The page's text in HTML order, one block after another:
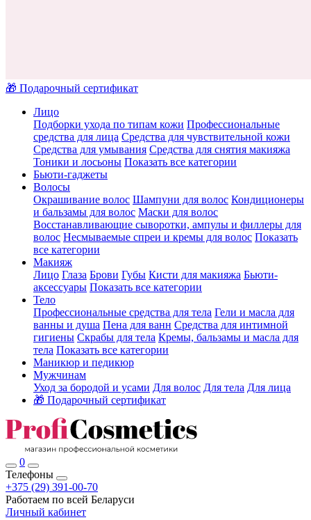
🎁 Подарочный сертификат
Лицо
Подборки ухода по типам кожи Профессиональные
средства для лица Средства для чувствительной кожи
Средства для умывания Средства для снятия макияжа
Тоники и лосьоны Показать все категории
Бьюти-гаджеты
Волосы
Окрашивание волос Шампуни для волос Кондиционеры
и бальзамы для волос Маски для волос
Восстанавливающие сыворотки, ампулы и филлеры для
волос Несмываемые спреи и кремы для волос Показать
все категории
Макияж
Лицо Глаза Брови Губы Кисти для макияжа Бьюти-
аксессуары Показать все категории
Тело
Профессиональные средства для тела Гели и масла для
ванны и душа Пена для ванн Средства для интимной
гигиены Скрабы для тела Кремы, бальзамы и масла для
тела Показать все категории
Маникюр и педикюр
Мужчинам
Уход за бородой и усами Для волос Для тела Для лица
🎁 Подарочный сертификат
0
Телефоны
+375 (29) 391-00-70
Работаем по всей Беларуси
Личный кабинет